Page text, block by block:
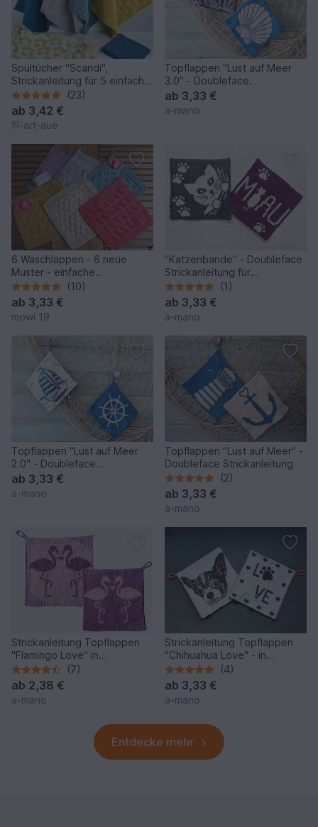
Spültücher "Scandi",
Strickanleitung für 5 einfache
Muster
(23)
ab 3,42 €
fil-art-aue
Topflappen "Lust auf Meer
3.0" - Doubleface
Strickanleitung
ab 3,33 €
a-mano
6 Waschlappen - 6 neue
Muster - einfache
Strickanleitung
(10)
ab 3,33 €
mowi 19
"Katzenbande" - Doubleface
Strickanleitung für
Topflappen, Spültücher
(1)
ab 3,33 €
a-mano
Topflappen "Lust auf Meer
2.0" - Doubleface
Strickanleitung
ab 3,33 €
a-mano
Topflappen "Lust auf Meer" -
Doubleface Strickanleitung
(2)
ab 3,33 €
a-mano
Strickanleitung Topflappen
"Flamingo Love" in
Doubleface
(7)
ab 2,38 €
a-mano
Strickanleitung Topflappen
"Chihuahua Love" - in
Doubleface
(4)
ab 3,33 €
a-mano
Entdecke mehr